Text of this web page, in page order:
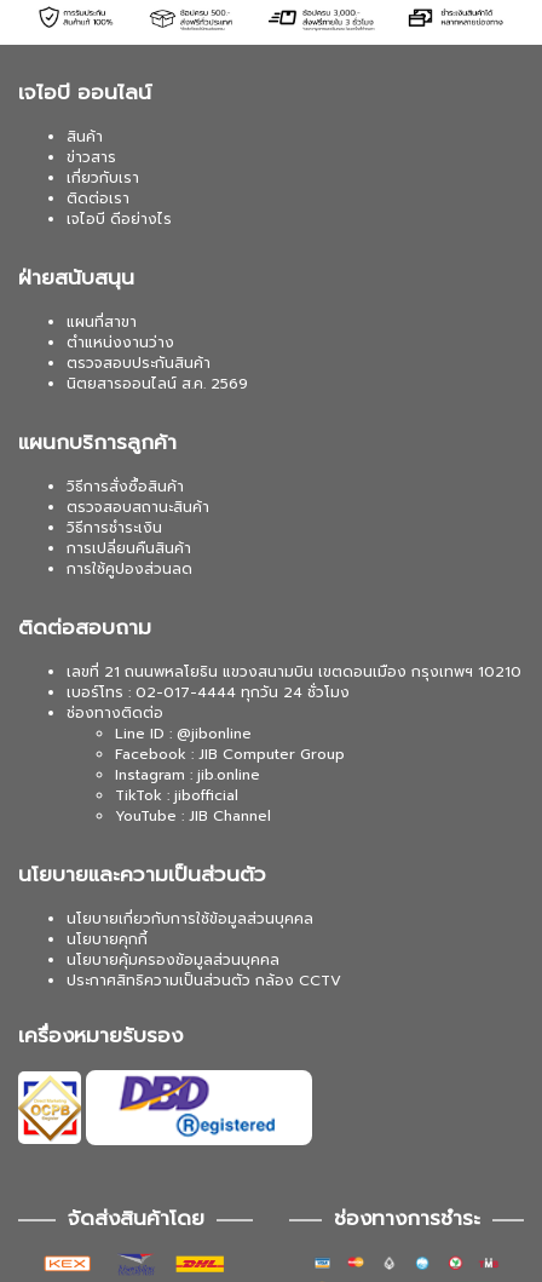
เจไอบี ออนไลน์
สินค้า
ข่าวสาร
เกี่ยวกับเรา
ติดต่อเรา
เจไอบี ดีอย่างไร
ฝ่ายสนับสนุน
แผนที่สาขา
ตำแหน่งงานว่าง
ตรวจสอบประกันสินค้า
นิตยสารออนไลน์ ส.ค. 2569
แผนกบริการลูกค้า
วิธีการสั่งซื้อสินค้า
ตรวจสอบสถานะสินค้า
วิธีการชำระเงิน
การเปลี่ยนคืนสินค้า
การใช้คูปองส่วนลด
ติดต่อสอบถาม
เลขที่ 21 ถนนพหลโยธิน แขวงสนามบิน เขตดอนเมือง กรุงเทพฯ 10210
เบอร์โทร : 02-017-4444 ทุกวัน 24 ชั่วโมง
ช่องทางติดต่อ
Line ID : @jibonline
Facebook : JIB Computer Group
Instagram : jib.online
TikTok : jibofficial
YouTube : JIB Channel
นโยบายและความเป็นส่วนตัว
นโยบายเกี่ยวกับการใช้ข้อมูลส่วนบุคคล
นโยบายคุกกี้
นโยบายคุ้มครองข้อมูลส่วนบุคคล
ประกาศสิทธิความเป็นส่วนตัว กล้อง CCTV
เครื่องหมายรับรอง
จัดส่งสินค้าโดย ช่องทางการชำระ